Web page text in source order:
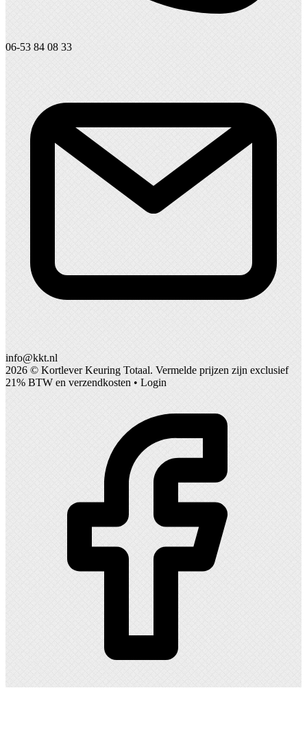
06-53 84 08 33
info@kkt.nl
2026 © Kortlever Keuring Totaal. Vermelde prijzen zijn exclusief
21% BTW en verzendkosten • Login